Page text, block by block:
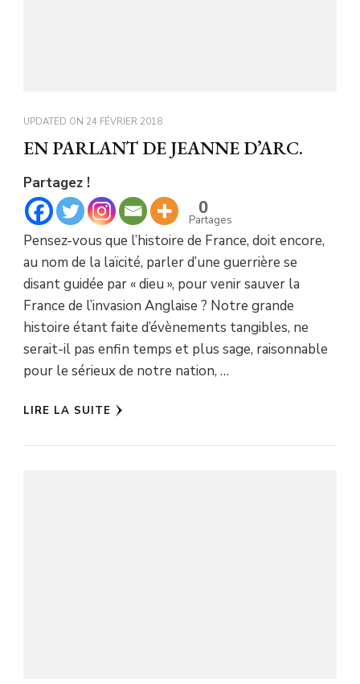
UPDATED ON 24 FÉVRIER 2018
EN PARLANT DE JEANNE D’ARC.
Partagez !
0
Partages
Pensez-vous que l’histoire de France, doit encore,
au nom de la laïcité, parler d’une guerrière se
disant guidée par « dieu », pour venir sauver la
France de l’invasion Anglaise ? Notre grande
histoire étant faite d’évènements tangibles, ne
serait-il pas enfin temps et plus sage, raisonnable
pour le sérieux de notre nation, …
LIRE LA SUITE